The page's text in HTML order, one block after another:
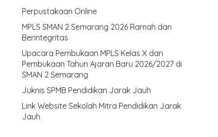
Perpustakaan Online
MPLS SMAN 2 Semarang 2026 Ramah dan
Berintegritas
Upacara Pembukaan MPLS Kelas X dan
Pembukaan Tahun Ajaran Baru 2026/2027 di
SMAN 2 Semarang
Juknis SPMB Pendidikan Jarak Jauh
Link Website Sekolah Mitra Pendidikan Jarak
Jauh